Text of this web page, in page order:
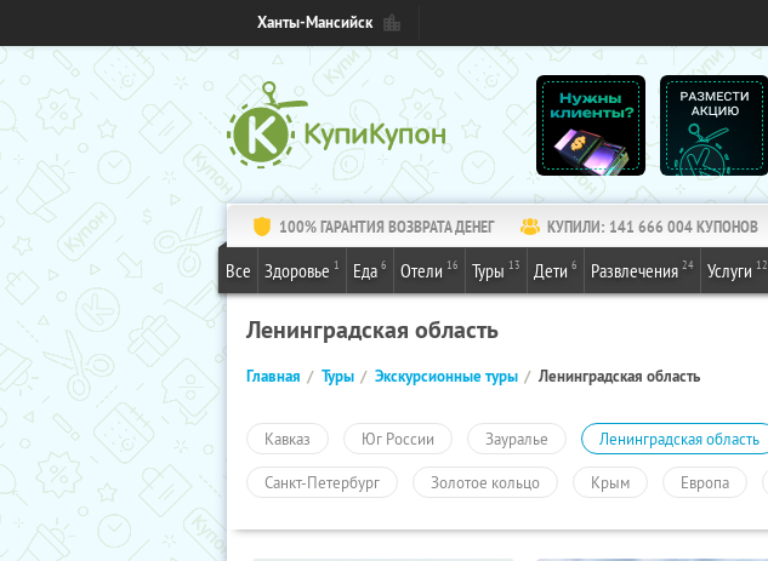
Ханты-Мансийск
100% ГАРАНТИЯ ВОЗВРАТА ДЕНЕГ КУПИЛИ: 141 666 004КУПОНОВ
Все Здоровье 1 Еда 6 Отели 16 Туры 13 Дети 6 Развлечения 24 Услуги 12
Ленинградская область
Главная Туры Экскурсионные туры Ленинградская область
Кавказ Юг России Зауралье Ленинградская область
Санкт-Петербург Золотое кольцо Крым Европа